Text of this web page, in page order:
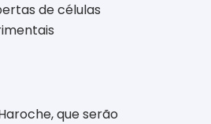
de células
que serão